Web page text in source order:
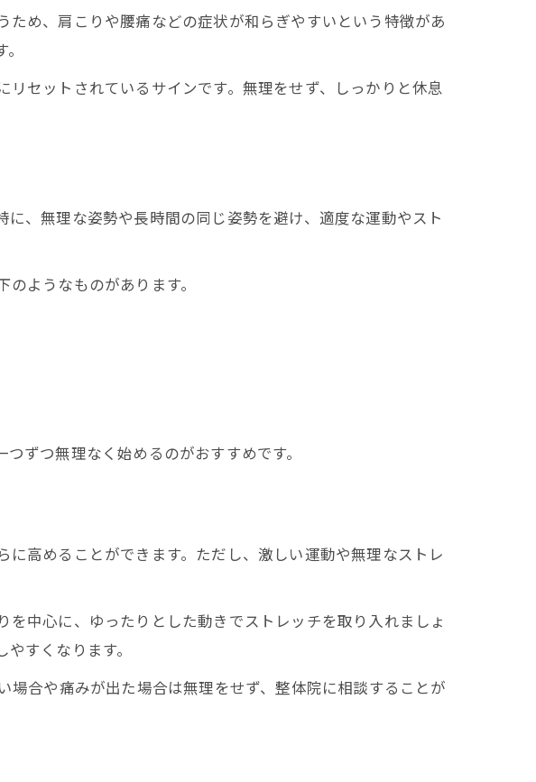
め、肩こりや腰痛などの症状が和らぎやすいという特徴があ
セットされているサインです。無理をせず、しっかりと休息
、無理な姿勢や長時間の同じ姿勢を避け、適度な運動やスト
ようなものがあります。
ずつ無理なく始めるのがおすすめです。
高めることができます。ただし、激しい運動や無理なストレ
中心に、ゆったりとした動きでストレッチを取り入れましょ
すくなります。
合や痛みが出た場合は無理をせず、整体院に相談することが